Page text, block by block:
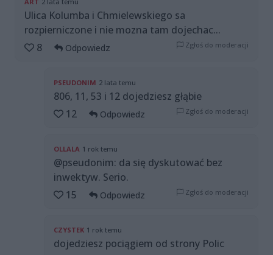
Ulica Kolumba i Chmielewskiego sa
rozpierniczone i nie mozna tam dojechac...
8
Odpowiedz Zgłoś do moderacji
PSEUDONIM 2 lata temu
806, 11, 53 i 12 dojedziesz głąbie
12
Odpowiedz Zgłoś do moderacji
OLLALA 1 rok temu
@pseudonim: da się dyskutować bez
inwektyw. Serio.
15
Odpowiedz Zgłoś do moderacji
CZYSTEK 1 rok temu
dojedziesz pociągiem od strony Polic